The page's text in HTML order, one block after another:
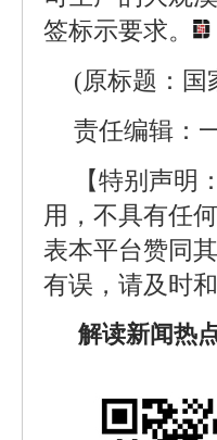
签标示要求。
(原标题：国
责任编辑：
【特别声
用，不具有任
表本平台赞同
有误，请及时
解读新闻热